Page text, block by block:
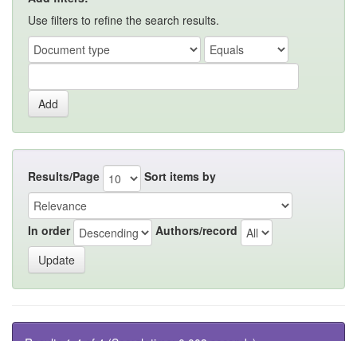
Use filters to refine the search results.
Results/Page Sort items by
In order Authors/record